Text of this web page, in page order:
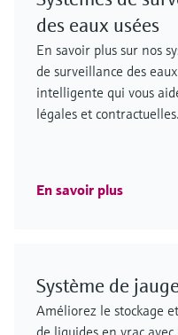
des eaux usées
En savoir plus sur nos
de surveillance des
intelligente qui vous
légales et contractuelles.
En savoir plus
Système de
Améliorez le stockage
de liquides en vrac